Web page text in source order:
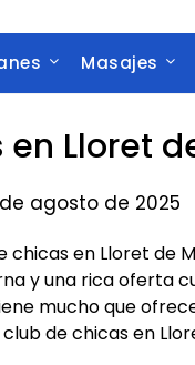
Masajes
Lloret
agosto de 2025
chicas en Lloret de
y una rica oferta
mucho que
de chicas en